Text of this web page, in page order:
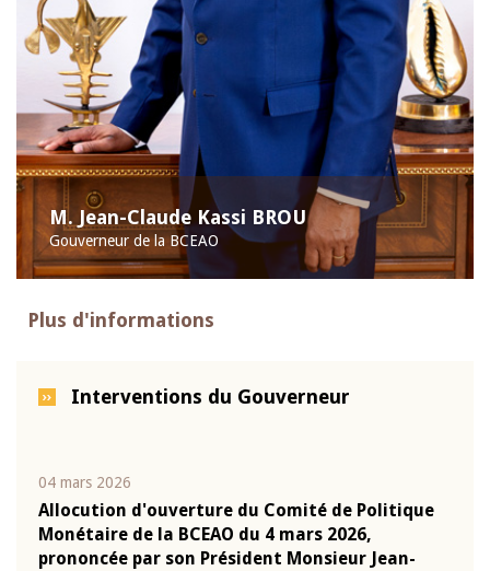
M. Jean-Claude Kassi BROU
Gouverneur de la BCEAO
Plus d'informations
Interventions du Gouverneur
04 mars 2026
Allocution d'ouverture du Comité de Politique
Monétaire de la BCEAO du 4 mars 2026,
prononcée par son Président Monsieur Jean-